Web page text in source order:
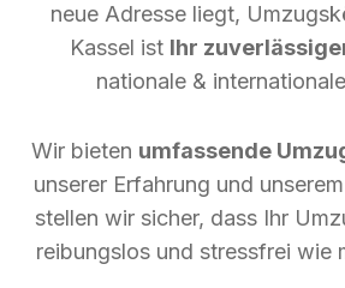
neue Adresse liegt,
Kassel ist Ihr
nationale &
Wir bieten umfassende
unserer Erfahrung und
stellen wir sicher, dass Ihr
reibungslos und stressfrei wie